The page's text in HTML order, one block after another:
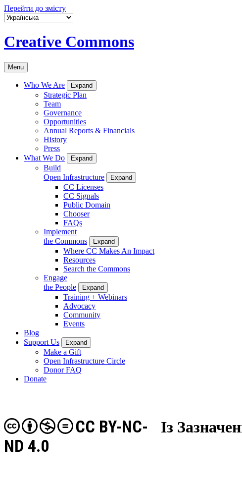
Перейти до змісту
Creative Commons
Menu
Who We Are Expand
Strategic Plan
Team
Governance
Opportunities
Annual Reports & Financials
History
Press
What We Do
Expand
Build
Open Infrastructure
Expand
CC Licenses
CC Signals
Public Domain
Chooser
FAQs
Implement
the Commons
Expand
Where CC Makes An Impact
Resources
Search the Commons
Engage
the People
Expand
Training + Webinars
Advocacy
Community
Events
Blog
Support Us
Expand
Make a Gift
Open Infrastructure Circle
Donor FAQ
Donate
Із
CC BY-NC-
ND 4.0